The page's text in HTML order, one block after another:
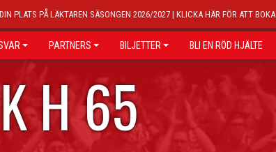
PLATS PÅ LÄKTAREN SÄSONGEN 2026/2027 | KLICKA HÄR FÖR ATT BOKA
PARTNERS BILJETTER BLI EN RÖD HJÄLTE
H 65